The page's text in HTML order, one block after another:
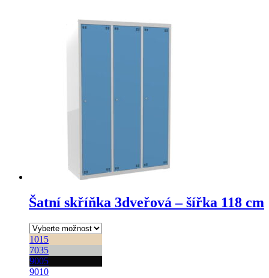
více
Šatní skříňka 3dveřová – šířka 118 cm
1015
7035
9005
9010